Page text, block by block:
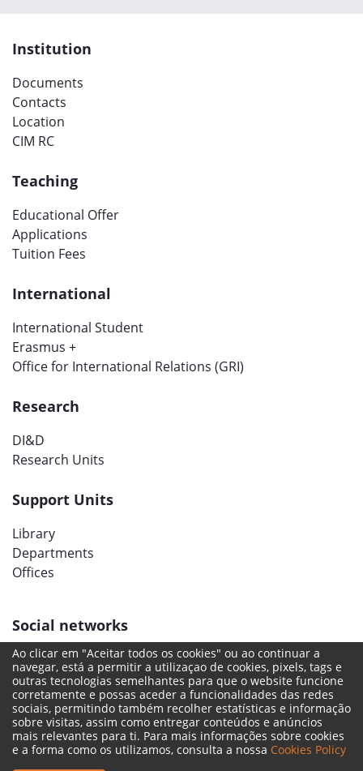
Institution
Documents
Contacts
Location
CIM RC
Teaching
Educational Offer
Applications
Tuition Fees
International
International Student
Erasmus +
Office for International Relations (GRI)
Research
DI&D
Research Units
Support Units
Library
Departments
Offices
Social networks
Ao clicar em "Aceitar todos os cookies" ou ao continuar a
navegar, está a permitir a utilizaçao de cookies, pixels, tags e
outras tecnologias semelhantes para que o website funcione
corretamente e possas aceder a funcionalidades das redes
sociais, permitindo também recolher estatísticas e informação
sobre visitas, assim como entregar conteúdos e anúncios
mais relevantes para ti. Para mais informações sobre cookies
e a forma como os utilizamos, consulta a nossa Cookies Policy